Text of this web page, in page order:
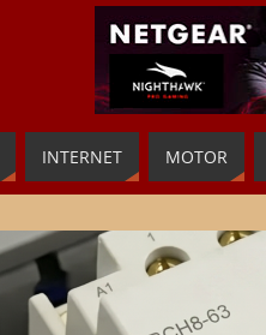
INTERNET MOTOR